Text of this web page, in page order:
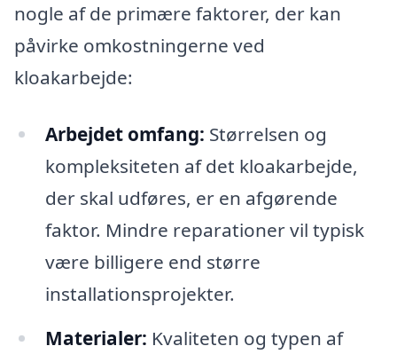
nogle af de primære faktorer, der kan
påvirke omkostningerne ved
kloakarbejde:
Arbejdet omfang: Størrelsen og
kompleksiteten af det kloakarbejde,
der skal udføres, er en afgørende
faktor. Mindre reparationer vil typisk
være billigere end større
installationsprojekter.
Materialer: Kvaliteten og typen af